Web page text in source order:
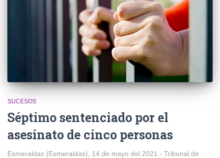
SUCESOS
Séptimo sentenciado por el
asesinato de cinco personas
Esmeraldas (Esmeraldas), 14 de mayo del 2021.- Tribunal de